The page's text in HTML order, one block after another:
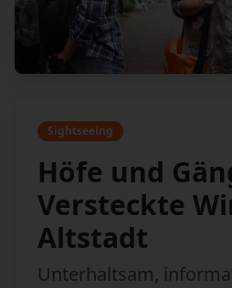
Sightseeing
Höfe und
Versteckte
Altstadt
Unterhaltsam,